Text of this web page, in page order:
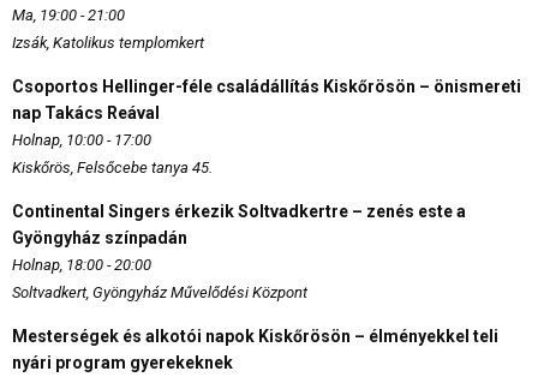
Ma, 19:00 - 21:00
Izsák, Katolikus templomkert
Csoportos Hellinger-féle családállítás Kiskőrösön – önismereti
nap Takács Reával
Holnap, 10:00 - 17:00
Kiskőrös, Felsőcebe tanya 45.
Continental Singers érkezik Soltvadkertre – zenés este a
Gyöngyház színpadán
Holnap, 18:00 - 20:00
Soltvadkert, Gyöngyház Művelődési Központ
Mesterségek és alkotói napok Kiskőrösön – élményekkel teli
nyári program gyerekeknek